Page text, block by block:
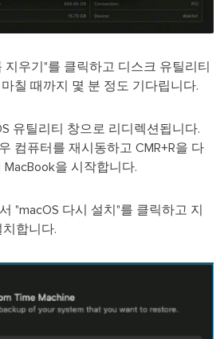
지우기"를 클릭하고 디스크 유틸리티
칠 때까지 몇 분 정도 기다립니다.
유틸리티 창으로 리디렉션됩니다.
컴퓨터를 재시동하고 CMR+R을 다
을 시작합니다.
"macOS 다시 설치"를 클릭하고 지
치합니다.